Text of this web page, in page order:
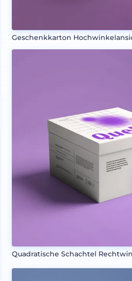
Geschenkkarton
Quadratische Schachtel